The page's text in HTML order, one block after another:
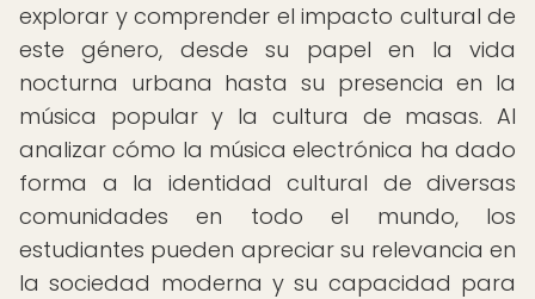
explorar y comprender el impacto cultural de
este género, desde su papel en la vida
nocturna urbana hasta su presencia en la
música popular y la cultura de masas. Al
analizar cómo la música electrónica ha dado
forma a la identidad cultural de diversas
comunidades en todo el mundo, los
estudiantes pueden apreciar su relevancia en
la sociedad moderna y su capacidad para